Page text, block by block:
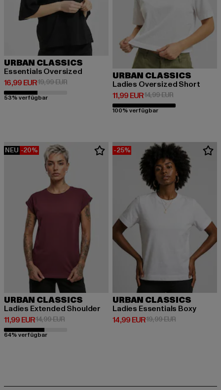
URBAN CLASSICS
Essentials Oversized
16,99 EUR
Derzeitiger Preis: 16,99 EUR
19,99 EURAktionspreis: 19,99 EUR
53% verfügbar
URBAN CLASSICS
Ladies Oversized Short
11,99 EUR
Derzeitiger Preis: 11,99 EUR
14,99 EURAktionspreis:
100% verfügbar
NEU -20%
URBAN CLASSICS
Ladies Extended Shoulder
11,99 EUR
Derzeitiger Preis: 11,99 EUR
14,99 EURAktionspreis: 14,99 EUR
64% verfügbar
-25%
URBAN CLASSICS
Ladies Essentials Boxy
14,99 EUR
Derzeitiger Preis: 14,99 EUR
19,99 EURAktionspreis: